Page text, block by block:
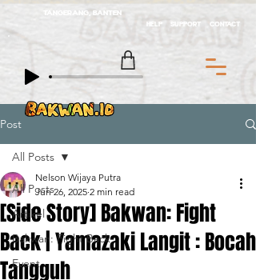
HELP SUPPORT CONTACT
TANGERANG, BANTEN
Post
All Posts
Artikel
Bakwan: Fight Back
Event
All Posts
[Side Story] Bakwan: Fight
Back | Yamazaki Langit : Bocah
Tangguh
Nelson Wijaya Putra
Jun 26, 2025 2 min read